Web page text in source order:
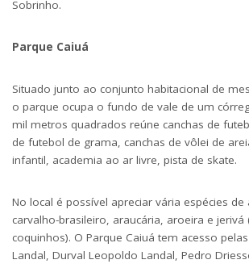
Sobrinho.
Parque Caiuá
Situado junto ao conjunto habitacional de
o parque ocupa o fundo de vale de um
mil metros quadrados reúne canchas de
de futebol de grama, canchas de vôlei de
infantil, academia ao ar livre, pista de skate.
No local é possível apreciar vária espécies
carvalho-brasileiro, araucária, aroeira e
coquinhos). O Parque Caiuá tem acesso
Landal, Durval Leopoldo Landal, Pedro